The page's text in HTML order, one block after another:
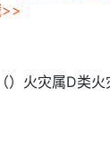
火灾属D类火